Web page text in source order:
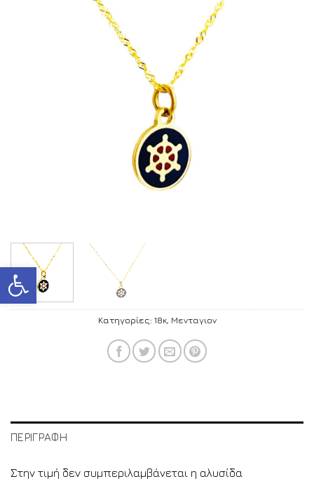
Ανοίξτε τη γραμμή εργαλείων
Κατηγορίες: 18κ, Μενταγιον
ΠΕΡΙΓΡΑΦΗ
Στην τιμή δεν συμπεριλαμβάνεται η αλυσίδα